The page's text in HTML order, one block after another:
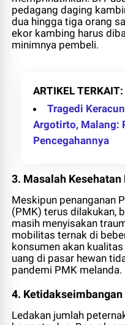
pedagang daging
dua hingga tiga orang
ekor kambing harus
minimnya pembeli.
ARTIKEL TERKAIT
Tragedi
Argotirto, Malang:
Pencegahannya
3. Masalah Kesehatan
Meskipun penanganan
(PMK) terus dilakukan,
masih menyisakan
mobilitas ternak di
konsumen akan
uang di pasar hewan
pandemi PMK melanda.
4. Ketidakseimbangan
Ledakan jumlah